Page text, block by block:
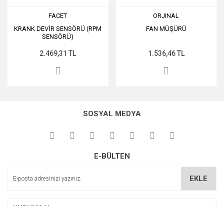
FACET
KRANK DEVİR SENSÖRÜ (RPM
SENSÖRÜ)
2.469,31 TL
ORJINAL
FAN MÜŞÜRÜ
1.536,46 TL
SOSYAL MEDYA
E-BÜLTEN
EKLE